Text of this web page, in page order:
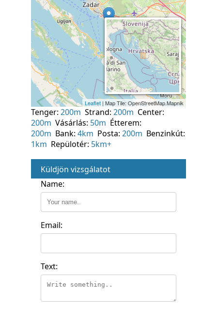
Tenger: 200m Strand: 200m Center:
200m Vásárlás: 50m Étterem:
200m Bank: 4km Posta: 200m Benzinkút:
1km Repülotér: 5km+
Küldjön vizsgálatot
Name:
Email:
Text: